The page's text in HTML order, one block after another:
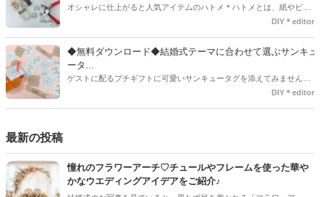
オシャレに仕上がると人気アイテムのハトメ＊ハトメとは、紙やビニ
ールなどに開けた穴につける金具のことでサイズが幅広く揃っていま
り、付けるものの素材や色にあわせて選ぶことができるんです♪*
DIY＊editor
◆無料ダウンロード◆結婚式テーマに合わせて選ぶサンキュ
ータ...
ゲストに配るプチギフトに可愛いサンキュータグを添えてみません
か？今回の記事では無料でダウンロードできる春婚にもピッタリなサ
DIY＊editor
最新の投稿
憧れのフラワーアーチ♡チュールやフレームを使った華や
かなウエディングアイデアをご紹介♪